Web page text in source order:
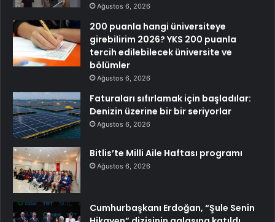
Ağustos 6, 2026
200 puanla hangi üniversiteye
girebilirim 2026? YKS 200 puanla
tercih edilebilecek üniversite ve
bölümler
Ağustos 6, 2026
Faturaları sıfırlamak için başladılar:
Denizin üzerine bir bir seriyorlar
Ağustos 6, 2026
Bitlis’te Milli Aile Haftası programı
Ağustos 6, 2026
Cumhurbaşkanı Erdoğan, “Şule Senin